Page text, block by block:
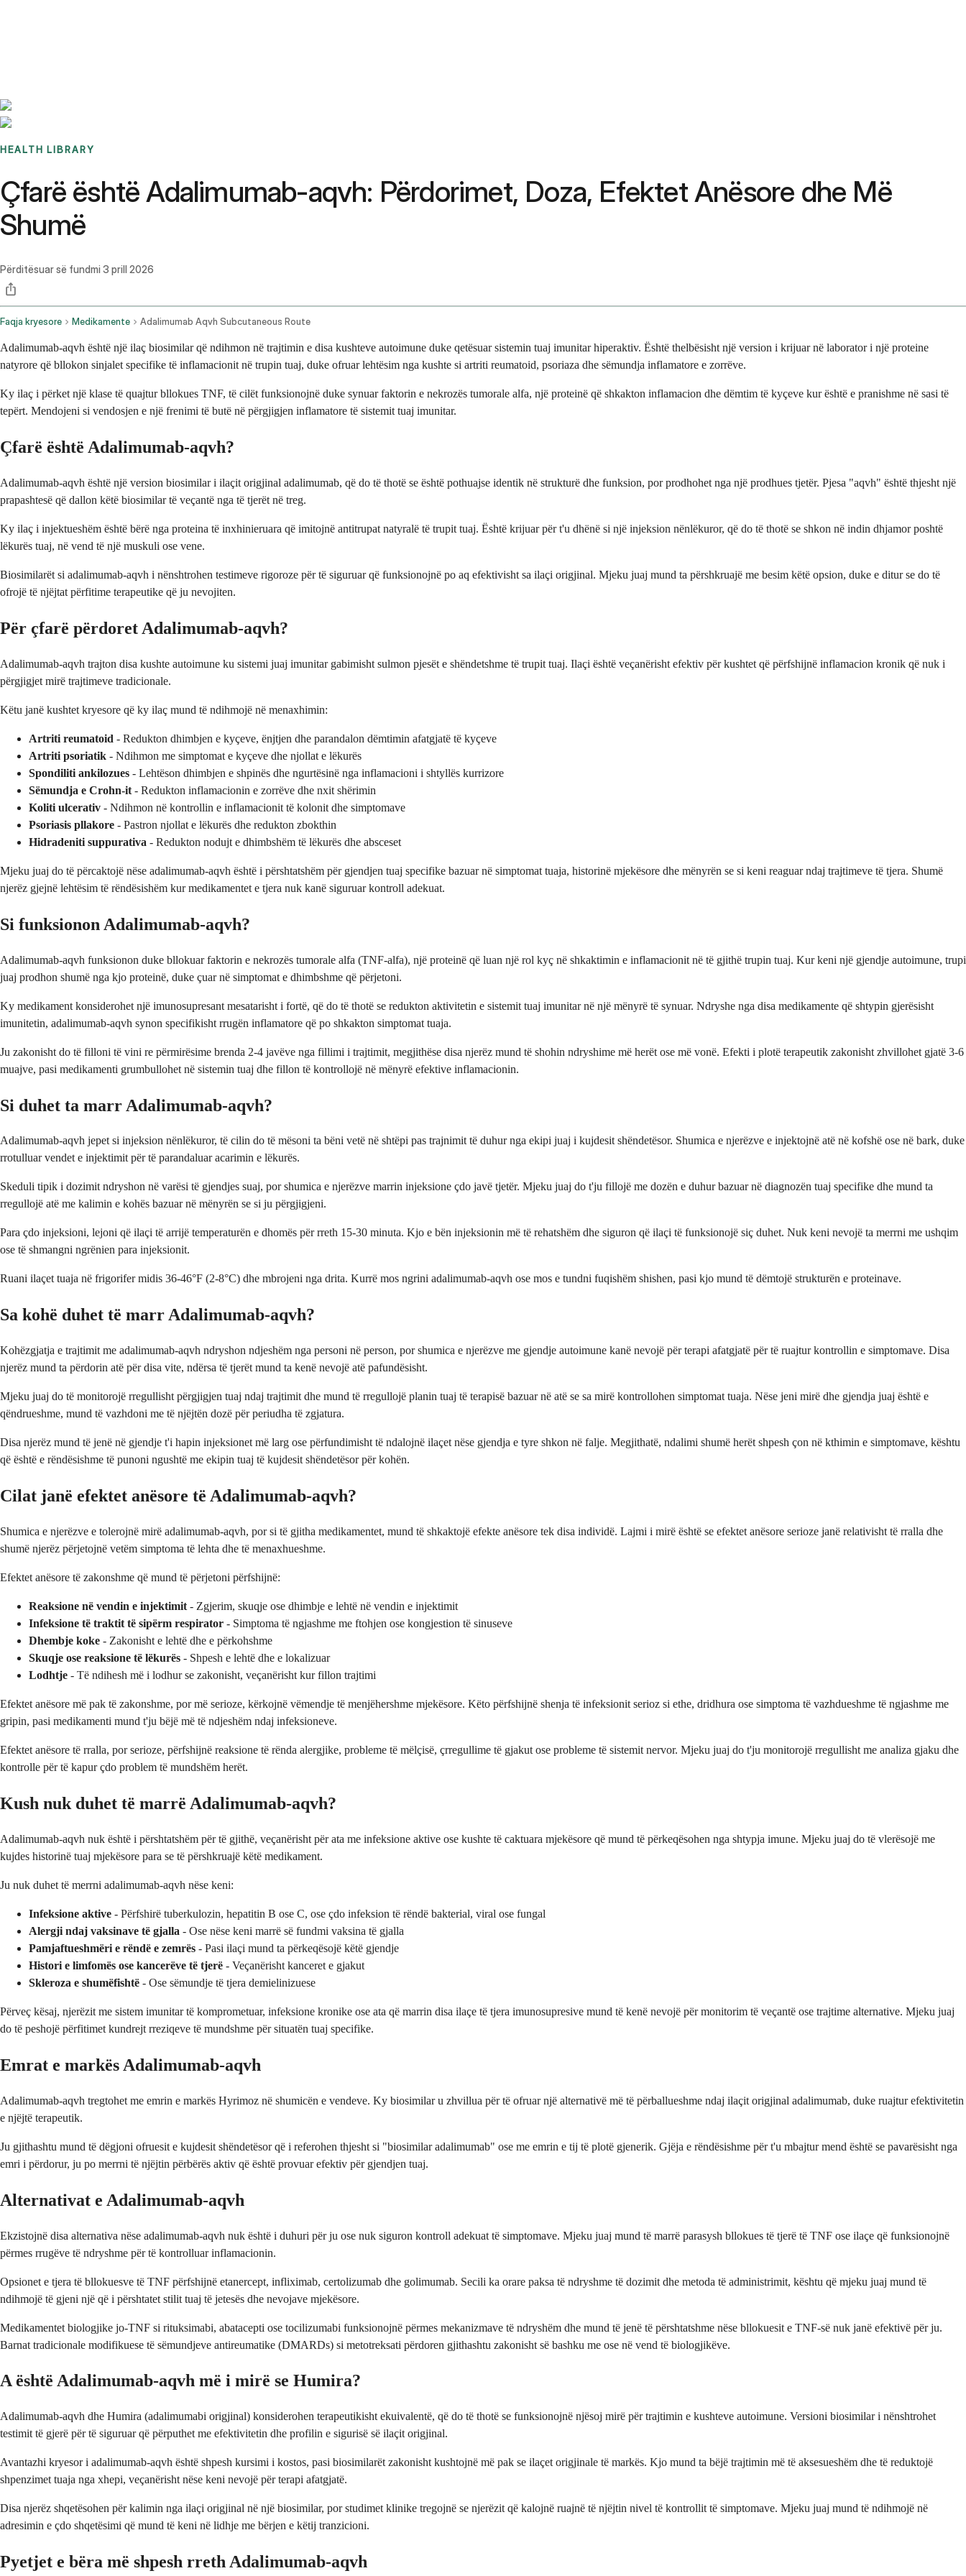
HEALTH LIBRARY
Çfarë është Adalimumab-aqvh: Përdorimet, Doza, Efektet Anësore dhe Më
Shumë
Përditësuar së fundmi 3 prill 2026
Faqja kryesore Medikamente Adalimumab Aqvh Subcutaneous Route
Adalimumab-aqvh është një ilaç biosimilar që ndihmon në trajtimin e disa kushteve autoimune duke qetësuar sistemin tuaj imunitar hiperaktiv. Është thelbësisht një version i krijuar në laborator i një proteine
natyrore që bllokon sinjalet specifike të inflamacionit në trupin tuaj, duke ofruar lehtësim nga kushte si artriti reumatoid, psoriaza dhe sëmundja inflamatore e zorrëve.
Ky ilaç i përket një klase të quajtur bllokues TNF, të cilët funksionojnë duke synuar faktorin e nekrozës tumorale alfa, një proteinë që shkakton inflamacion dhe dëmtim të kyçeve kur është e pranishme në sasi të
tepërt. Mendojeni si vendosjen e një frenimi të butë në përgjigjen inflamatore të sistemit tuaj imunitar.
Çfarë është Adalimumab-aqvh?
Adalimumab-aqvh është një version biosimilar i ilaçit origjinal adalimumab, që do të thotë se është pothuajse identik në strukturë dhe funksion, por prodhohet nga një prodhues tjetër. Pjesa "aqvh" është thjesht një
prapashtesë që dallon këtë biosimilar të veçantë nga të tjerët në treg.
Ky ilaç i injektueshëm është bërë nga proteina të inxhinieruara që imitojnë antitrupat natyralë të trupit tuaj. Është krijuar për t'u dhënë si një injeksion nënlëkuror, që do të thotë se shkon në indin dhjamor poshtë
lëkurës tuaj, në vend të një muskuli ose vene.
Biosimilarët si adalimumab-aqvh i nënshtrohen testimeve rigoroze për të siguruar që funksionojnë po aq efektivisht sa ilaçi origjinal. Mjeku juaj mund ta përshkruajë me besim këtë opsion, duke e ditur se do të
ofrojë të njëjtat përfitime terapeutike që ju nevojiten.
Për çfarë përdoret Adalimumab-aqvh?
Adalimumab-aqvh trajton disa kushte autoimune ku sistemi juaj imunitar gabimisht sulmon pjesët e shëndetshme të trupit tuaj. Ilaçi është veçanërisht efektiv për kushtet që përfshijnë inflamacion kronik që nuk i
përgjigjet mirë trajtimeve tradicionale.
Këtu janë kushtet kryesore që ky ilaç mund të ndihmojë në menaxhimin:
Artriti reumatoid - Redukton dhimbjen e kyçeve, ënjtjen dhe parandalon dëmtimin afatgjatë të kyçeve
Artriti psoriatik - Ndihmon me simptomat e kyçeve dhe njollat e lëkurës
Spondiliti ankilozues - Lehtëson dhimbjen e shpinës dhe ngurtësinë nga inflamacioni i shtyllës kurrizore
Sëmundja e Crohn-it - Redukton inflamacionin e zorrëve dhe nxit shërimin
Koliti ulcerativ - Ndihmon në kontrollin e inflamacionit të kolonit dhe simptomave
Psoriasis pllakore - Pastron njollat e lëkurës dhe redukton zbokthin
Hidradeniti suppurativa - Redukton nodujt e dhimbshëm të lëkurës dhe absceset
Mjeku juaj do të përcaktojë nëse adalimumab-aqvh është i përshtatshëm për gjendjen tuaj specifike bazuar në simptomat tuaja, historinë mjekësore dhe mënyrën se si keni reaguar ndaj trajtimeve të tjera. Shumë
njerëz gjejnë lehtësim të rëndësishëm kur medikamentet e tjera nuk kanë siguruar kontroll adekuat.
Si funksionon Adalimumab-aqvh?
Adalimumab-aqvh funksionon duke bllokuar faktorin e nekrozës tumorale alfa (TNF-alfa), një proteinë që luan një rol kyç në shkaktimin e inflamacionit në të gjithë trupin tuaj. Kur keni një gjendje autoimune, trupi
juaj prodhon shumë nga kjo proteinë, duke çuar në simptomat e dhimbshme që përjetoni.
Ky medikament konsiderohet një imunosupresant mesatarisht i fortë, që do të thotë se redukton aktivitetin e sistemit tuaj imunitar në një mënyrë të synuar. Ndryshe nga disa medikamente që shtypin gjerësisht
imunitetin, adalimumab-aqvh synon specifikisht rrugën inflamatore që po shkakton simptomat tuaja.
Ju zakonisht do të filloni të vini re përmirësime brenda 2-4 javëve nga fillimi i trajtimit, megjithëse disa njerëz mund të shohin ndryshime më herët ose më vonë. Efekti i plotë terapeutik zakonisht zhvillohet gjatë 3-6
muajve, pasi medikamenti grumbullohet në sistemin tuaj dhe fillon të kontrollojë në mënyrë efektive inflamacionin.
Si duhet ta marr Adalimumab-aqvh?
Adalimumab-aqvh jepet si injeksion nënlëkuror, të cilin do të mësoni ta bëni vetë në shtëpi pas trajnimit të duhur nga ekipi juaj i kujdesit shëndetësor. Shumica e njerëzve e injektojnë atë në kofshë ose në bark, duke
rrotulluar vendet e injektimit për të parandaluar acarimin e lëkurës.
Skeduli tipik i dozimit ndryshon në varësi të gjendjes suaj, por shumica e njerëzve marrin injeksione çdo javë tjetër. Mjeku juaj do t'ju fillojë me dozën e duhur bazuar në diagnozën tuaj specifike dhe mund ta
rregullojë atë me kalimin e kohës bazuar në mënyrën se si ju përgjigjeni.
Para çdo injeksioni, lejoni që ilaçi të arrijë temperaturën e dhomës për rreth 15-30 minuta. Kjo e bën injeksionin më të rehatshëm dhe siguron që ilaçi të funksionojë siç duhet. Nuk keni nevojë ta merrni me ushqim
ose të shmangni ngrënien para injeksionit.
Ruani ilaçet tuaja në frigorifer midis 36-46°F (2-8°C) dhe mbrojeni nga drita. Kurrë mos ngrini adalimumab-aqvh ose mos e tundni fuqishëm shishen, pasi kjo mund të dëmtojë strukturën e proteinave.
Sa kohë duhet të marr Adalimumab-aqvh?
Kohëzgjatja e trajtimit me adalimumab-aqvh ndryshon ndjeshëm nga personi në person, por shumica e njerëzve me gjendje autoimune kanë nevojë për terapi afatgjatë për të ruajtur kontrollin e simptomave. Disa
njerëz mund ta përdorin atë për disa vite, ndërsa të tjerët mund ta kenë nevojë atë pafundësisht.
Mjeku juaj do të monitorojë rregullisht përgjigjen tuaj ndaj trajtimit dhe mund të rregullojë planin tuaj të terapisë bazuar në atë se sa mirë kontrollohen simptomat tuaja. Nëse jeni mirë dhe gjendja juaj është e
qëndrueshme, mund të vazhdoni me të njëjtën dozë për periudha të zgjatura.
Disa njerëz mund të jenë në gjendje t'i hapin injeksionet më larg ose përfundimisht të ndalojnë ilaçet nëse gjendja e tyre shkon në falje. Megjithatë, ndalimi shumë herët shpesh çon në kthimin e simptomave, kështu
që është e rëndësishme të punoni ngushtë me ekipin tuaj të kujdesit shëndetësor për kohën.
Cilat janë efektet anësore të Adalimumab-aqvh?
Shumica e njerëzve e tolerojnë mirë adalimumab-aqvh, por si të gjitha medikamentet, mund të shkaktojë efekte anësore tek disa individë. Lajmi i mirë është se efektet anësore serioze janë relativisht të rralla dhe
shumë njerëz përjetojnë vetëm simptoma të lehta dhe të menaxhueshme.
Efektet anësore të zakonshme që mund të përjetoni përfshijnë:
Reaksione në vendin e injektimit - Zgjerim, skuqje ose dhimbje e lehtë në vendin e injektimit
Infeksione të traktit të sipërm respirator - Simptoma të ngjashme me ftohjen ose kongjestion të sinuseve
Dhembje koke - Zakonisht e lehtë dhe e përkohshme
Skuqje ose reaksione të lëkurës - Shpesh e lehtë dhe e lokalizuar
Lodhtje - Të ndihesh më i lodhur se zakonisht, veçanërisht kur fillon trajtimi
Efektet anësore më pak të zakonshme, por më serioze, kërkojnë vëmendje të menjëhershme mjekësore. Këto përfshijnë shenja të infeksionit serioz si ethe, dridhura ose simptoma të vazhdueshme të ngjashme me
gripin, pasi medikamenti mund t'ju bëjë më të ndjeshëm ndaj infeksioneve.
Efektet anësore të rralla, por serioze, përfshijnë reaksione të rënda alergjike, probleme të mëlçisë, çrregullime të gjakut ose probleme të sistemit nervor. Mjeku juaj do t'ju monitorojë rregullisht me analiza gjaku dhe
kontrolle për të kapur çdo problem të mundshëm herët.
Kush nuk duhet të marrë Adalimumab-aqvh?
Adalimumab-aqvh nuk është i përshtatshëm për të gjithë, veçanërisht për ata me infeksione aktive ose kushte të caktuara mjekësore që mund të përkeqësohen nga shtypja imune. Mjeku juaj do të vlerësojë me
kujdes historinë tuaj mjekësore para se të përshkruajë këtë medikament.
Ju nuk duhet të merrni adalimumab-aqvh nëse keni:
Infeksione aktive - Përfshirë tuberkulozin, hepatitin B ose C, ose çdo infeksion të rëndë bakterial, viral ose fungal
Alergji ndaj vaksinave të gjalla - Ose nëse keni marrë së fundmi vaksina të gjalla
Pamjaftueshmëri e rëndë e zemrës - Pasi ilaçi mund ta përkeqësojë këtë gjendje
Histori e limfomës ose kancerëve të tjerë - Veçanërisht kanceret e gjakut
Skleroza e shumëfishtë - Ose sëmundje të tjera demielinizuese
Përveç kësaj, njerëzit me sistem imunitar të komprometuar, infeksione kronike ose ata që marrin disa ilaçe të tjera imunosupresive mund të kenë nevojë për monitorim të veçantë ose trajtime alternative. Mjeku juaj
do të peshojë përfitimet kundrejt rreziqeve të mundshme për situatën tuaj specifike.
Emrat e markës Adalimumab-aqvh
Adalimumab-aqvh tregtohet me emrin e markës Hyrimoz në shumicën e vendeve. Ky biosimilar u zhvillua për të ofruar një alternativë më të përballueshme ndaj ilaçit origjinal adalimumab, duke ruajtur efektivitetin
e njëjtë terapeutik.
Ju gjithashtu mund të dëgjoni ofruesit e kujdesit shëndetësor që i referohen thjesht si "biosimilar adalimumab" ose me emrin e tij të plotë gjenerik. Gjëja e rëndësishme për t'u mbajtur mend është se pavarësisht nga
emri i përdorur, ju po merrni të njëjtin përbërës aktiv që është provuar efektiv për gjendjen tuaj.
Alternativat e Adalimumab-aqvh
Ekzistojnë disa alternativa nëse adalimumab-aqvh nuk është i duhuri për ju ose nuk siguron kontroll adekuat të simptomave. Mjeku juaj mund të marrë parasysh bllokues të tjerë të TNF ose ilaçe që funksionojnë
përmes rrugëve të ndryshme për të kontrolluar inflamacionin.
Opsionet e tjera të bllokuesve të TNF përfshijnë etanercept, infliximab, certolizumab dhe golimumab. Secili ka orare paksa të ndryshme të dozimit dhe metoda të administrimit, kështu që mjeku juaj mund të
ndihmojë të gjeni një që i përshtatet stilit tuaj të jetesës dhe nevojave mjekësore.
Medikamentet biologjike jo-TNF si rituksimabi, abatacepti ose tocilizumabi funksionojnë përmes mekanizmave të ndryshëm dhe mund të jenë të përshtatshme nëse bllokuesit e TNF-së nuk janë efektivë për ju.
Barnat tradicionale modifikuese të sëmundjeve antireumatike (DMARDs) si metotreksati përdoren gjithashtu zakonisht së bashku me ose në vend të biologjikëve.
A është Adalimumab-aqvh më i mirë se Humira?
Adalimumab-aqvh dhe Humira (adalimumabi origjinal) konsiderohen terapeutikisht ekuivalentë, që do të thotë se funksionojnë njësoj mirë për trajtimin e kushteve autoimune. Versioni biosimilar i nënshtrohet
testimit të gjerë për të siguruar që përputhet me efektivitetin dhe profilin e sigurisë së ilaçit origjinal.
Avantazhi kryesor i adalimumab-aqvh është shpesh kursimi i kostos, pasi biosimilarët zakonisht kushtojnë më pak se ilaçet origjinale të markës. Kjo mund ta bëjë trajtimin më të aksesueshëm dhe të reduktojë
shpenzimet tuaja nga xhepi, veçanërisht nëse keni nevojë për terapi afatgjatë.
Disa njerëz shqetësohen për kalimin nga ilaçi origjinal në një biosimilar, por studimet klinike tregojnë se njerëzit që kalojnë ruajnë të njëjtin nivel të kontrollit të simptomave. Mjeku juaj mund të ndihmojë në
adresimin e çdo shqetësimi që mund të keni në lidhje me bërjen e këtij tranzicioni.
Pyetjet e bëra më shpesh rreth Adalimumab-aqvh